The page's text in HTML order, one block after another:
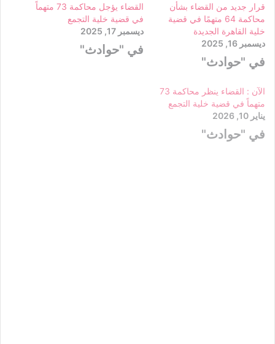
قرار جديد من القضاء بشأن
محاكمة 64 متهمًا في قضية
خلية القاهرة الجديدة
ديسمبر 16, 2025
في "حوادث"
القضاء يؤجل محاكمة 73 متهماً
في قضية خلية التجمع
ديسمبر 17, 2025
في "حوادث"
الآن : القضاء ينظر محاكمة 73
متهماً في قضية خلية التجمع
يناير 10, 2026
في "حوادث"